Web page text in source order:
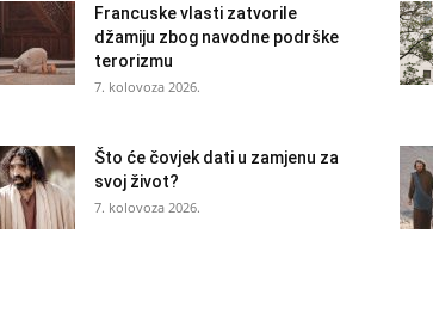
Francuske vlasti zatvorile
džamiju zbog navodne podrške
terorizmu
7. kolovoza 2026.
Što će čovjek dati u zamjenu za
svoj život?
7. kolovoza 2026.